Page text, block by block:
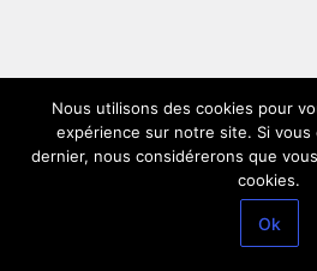
Nous utilisons des cookies pour
expérience sur notre site. Si
dernier, nous considérerons que
cookies.
Ok